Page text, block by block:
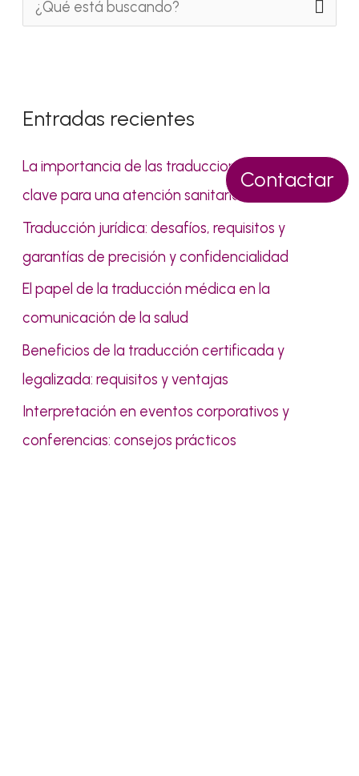
Contactar
a
r
p
Entradas recientes
La importancia de las traducciones médicas:
clave para una atención sanitaria de calidad
Traducción jurídica: desafíos, requisitos y
garantías de precisión y confidencialidad
El papel de la traducción médica en la
comunicación de la salud
Beneficios de la traducción certificada y
legalizada: requisitos y ventajas
Interpretación en eventos corporativos y
conferencias: consejos prácticos